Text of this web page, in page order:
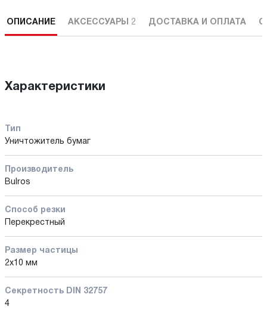
ОПИСАНИЕ АКСЕССУАРЫ 2 ДОСТАВКА И ОПЛАТА
Характеристики
Тип
Уничтожитель бумаг
Производитель
Bulros
Способ резки
Перекрестный
Размер частицы
2x10 мм
Секретность DIN 32757
4